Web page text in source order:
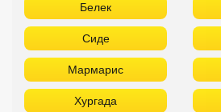
Белек
Сиде
Мармарис
Хургада